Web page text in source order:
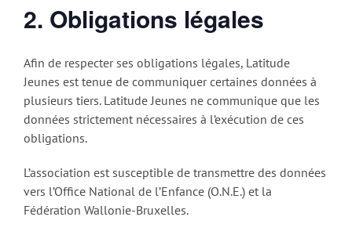
2. Obligations légales
Afin de respecter ses obligations légales, Latitude
Jeunes est tenue de communiquer certaines données à
plusieurs tiers. Latitude Jeunes ne communique que les
données strictement nécessaires à l’exécution de ces
obligations.
L’association est susceptible de transmettre des données
vers l’Office National de l’Enfance (O.N.E.) et la
Fédération Wallonie-Bruxelles.